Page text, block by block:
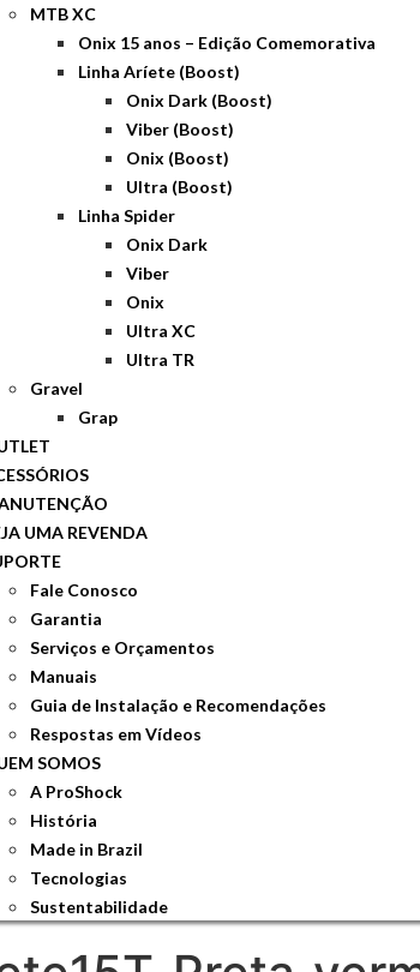
MTB XC
Onix 15 anos – Edição Comemorativa
Linha Aríete (Boost)
Onix Dark (Boost)
Viber (Boost)
Onix (Boost)
Ultra (Boost)
Linha Spider
Onix Dark
Viber
Onix
Ultra XC
Ultra TR
Gravel
Grap
UMA REVENDA
Fale Conosco
Garantia
Serviços e Orçamentos
Manuais
Guia de Instalação e Recomendações
Respostas em Vídeos
SOMOS
A ProShock
História
Made in Brazil
Tecnologias
Sustentabilidade